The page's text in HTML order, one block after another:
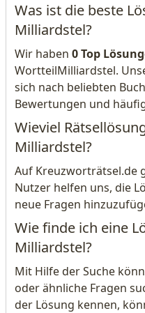
Was ist die beste
Milliardstel?
Wir haben 0 Top
WortteilMilliardstel.
sich nach beliebten
Bewertungen und
Wieviel
Milliardstel?
Auf Kreuzworträtsel.de
Nutzer helfen uns, die
neue Fragen
Wie finde ich eine
Milliardstel?
Mit Hilfe der Suche
oder ähnliche Fragen
der Lösung kennen,